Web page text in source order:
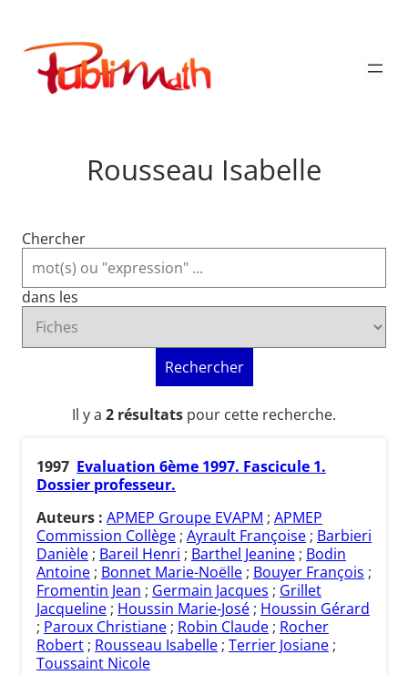
contenu
Publimath
Rousseau Isabelle
Chercher
dans les
Rechercher
Il y a 2 résultats pour cette recherche.
1997 Evaluation 6ème 1997. Fascicule 1.
Dossier professeur.
Auteurs : APMEP Groupe EVAPM ; APMEP
Commission Collège ; Ayrault Françoise ; Barbieri
Danièle ; Bareil Henri ; Barthel Jeanine ; Bodin
Antoine ; Bonnet Marie-Noëlle ; Bouyer François ;
Fromentin Jean ; Germain Jacques ; Grillet
Jacqueline ; Houssin Marie-José ; Houssin Gérard
; Paroux Christiane ; Robin Claude ; Rocher
Robert ; Rousseau Isabelle ; Terrier Josiane ;
Toussaint Nicole